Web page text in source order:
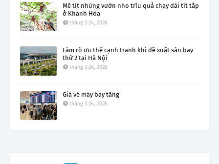
Mê tít những vườn nho trĩu quả chạy dài tít tắp
ở Khánh Hòa
tháng 3 24, 2026
Làm rõ ưu thế cạnh tranh khi đề xuất sân bay
thứ 2 tại Hà Nội
tháng 3 24, 2026
Giá vé máy bay tăng
tháng 3 24, 2026